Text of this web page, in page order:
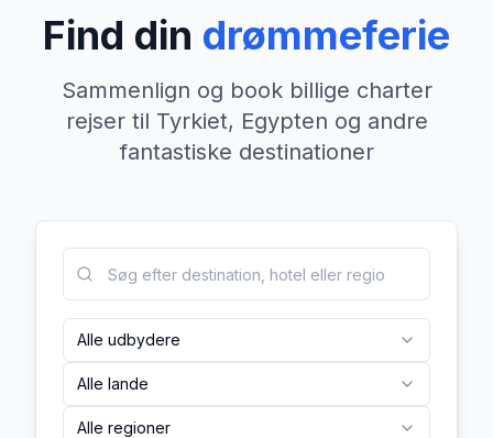
Find din drømmeferie
Sammenlign og book billige charter
rejser til Tyrkiet, Egypten og andre
fantastiske destinationer
Alle udbydere
Alle lande
Alle regioner